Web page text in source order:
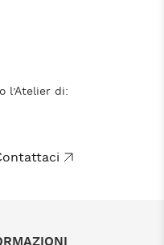
l’Atelier di: